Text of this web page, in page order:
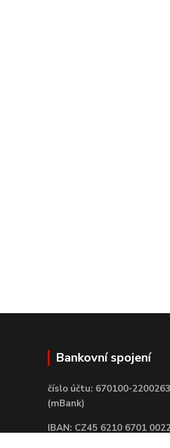
Bankovní spojení
číslo účtu: 670100-
(mBank)
IBAN: CZ45 6210 6701